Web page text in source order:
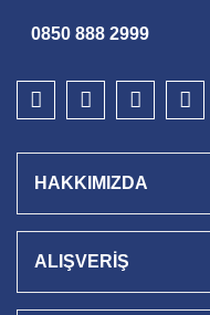
0850 888 2999
HAKKIMIZDA
ALIŞVERİŞ